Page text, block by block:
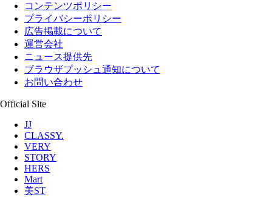
コンテンツポリシー
プライバシーポリシー
広告掲載について
運営会社
ニュース提供先
ブラウザプッシュ通知について
お問い合わせ
Official Site
JJ
CLASSY.
VERY
STORY
HERS
Mart
美ST